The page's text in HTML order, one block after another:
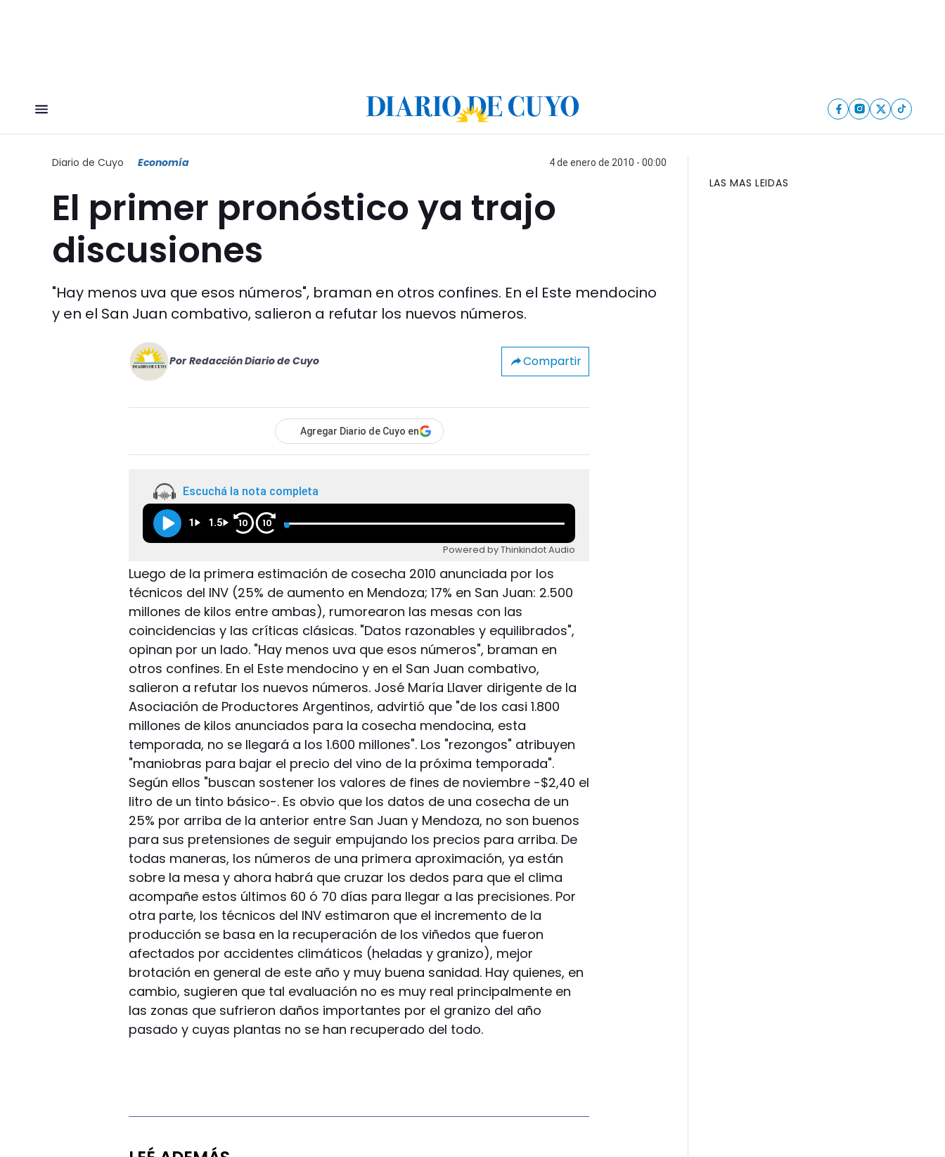
Diario de Cuyo Economía 4 de enero de 2010 - 00:00
El primer pronóstico ya trajo
discusiones
"Hay menos uva que esos números", braman en otros confines. En el Este mendocino
y en el San Juan combativo, salieron a refutar los nuevos números.
Por Redacción Diario de Cuyo Compartir
Agregar Diario de Cuyo en
Escuchá la nota completa
1 1.5 10 10
Powered by Thinkindot Audio
Luego de la primera estimación de cosecha 2010 anunciada por los
técnicos del INV (25% de aumento en Mendoza; 17% en San Juan: 2.500
millones de kilos entre ambas), rumorearon las mesas con las
coincidencias y las críticas clásicas. "Datos razonables y equilibrados",
opinan por un lado. "Hay menos uva que esos números", braman en
otros confines. En el Este mendocino y en el San Juan combativo,
salieron a refutar los nuevos números. José María Llaver dirigente de la
Asociación de Productores Argentinos, advirtió que "de los casi 1.800
millones de kilos anunciados para la cosecha mendocina, esta
temporada, no se llegará a los 1.600 millones". Los "rezongos" atribuyen
"maniobras para bajar el precio del vino de la próxima temporada".
Según ellos "buscan sostener los valores de fines de noviembre -$2,40 el
litro de un tinto básico-. Es obvio que los datos de una cosecha de un
25% por arriba de la anterior entre San Juan y Mendoza, no son buenos
para sus pretensiones de seguir empujando los precios para arriba. De
todas maneras, los números de una primera aproximación, ya están
sobre la mesa y ahora habrá que cruzar los dedos para que el clima
acompañe estos últimos 60 ó 70 días para llegar a las precisiones. Por
otra parte, los técnicos del INV estimaron que el incremento de la
producción se basa en la recuperación de los viñedos que fueron
afectados por accidentes climáticos (heladas y granizo), mejor
brotación en general de este año y muy buena sanidad. Hay quienes, en
cambio, sugieren que tal evaluación no es muy real principalmente en
las zonas que sufrieron daños importantes por el granizo del año
pasado y cuyas plantas no se han recuperado del todo.
LAS MAS LEIDAS